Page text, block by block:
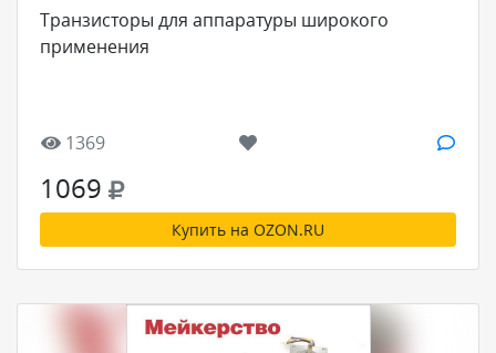
Транзисторы для аппаратуры широкого
применения
1369
1069
Купить на OZON.RU